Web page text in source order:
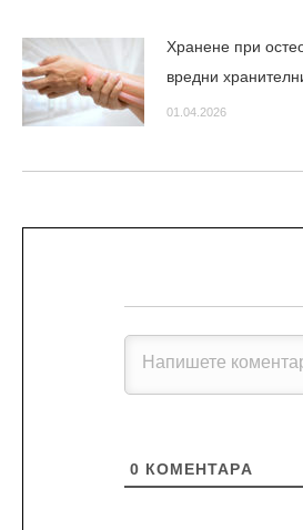
Хранене при
вредни
01.04.2026
0 КОМЕНТАРA